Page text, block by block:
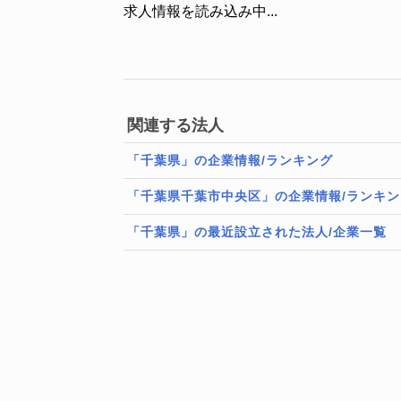
求人情報を読み込み中...
関連する法人
「千葉県」の企業情報/ランキング
「千葉県千葉市中央区」の企業情報/ランキ
「千葉県」の最近設立された法人/企業一覧